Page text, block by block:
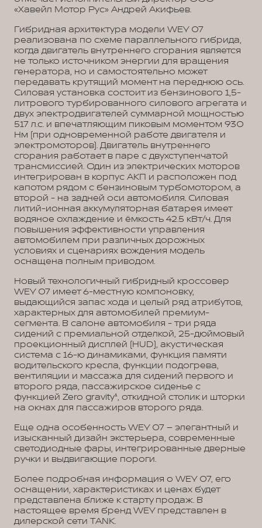
«Хавейл Мотор Рус» Андрей Акифьев.
Гибридная архитектура модели WEY 07
реализована по схеме параллельного гибрида,
когда двигатель внутреннего сгорания является
не только источником энергии для вращения
генератора, но и самостоятельно может
передавать крутящий момент на переднюю ось.
Силовая установка состоит из бензинового 1,5-
литрового турбированного силового агрегата и
двух электродвигателей суммарной мощностью
517 л.с. и впечатляющим пиковым моментом 930
Нм (при одновременной работе двигателя и
электромоторов). Двигатель внутреннего
сгорания работает в паре с двухступенчатой
трансмиссией. Один из электрических моторов
интегрирован в корпус АКП и расположен под
капотом рядом с бензиновым турбомотором, а
второй - на задней оси автомобиля. Силовая
литий-ионная аккумуляторная батарея имеет
водяное охлаждение и ёмкость 42.5 кВт/ч. Для
повышения эффективности управления
автомобилем при различных дорожных
условиях и сценариях вождения модель
оснащена полным приводом.
Новый технологичный гибридный кроссовер
WEY 07 имеет 6-местную компоновку,
выдающийся запас хода и целый ряд атрибутов,
характерных для автомобилей премиум-
сегмента. В салоне автомобиля - три ряда
сидений с премиальной отделкой, 25-дюймовый
проекционный дисплей (HUD), акустическая
система с 16-ю динамиками, функция памяти
водительского кресла, функции подогрева,
вентиляции и массажа для сидений первого и
второго ряда, пассажирское сиденье с
функцией Zero gravity¹, откидной столик и шторки
на окнах для пассажиров второго ряда.
Еще одна особенность WEY 07 – элегантный и
изысканный дизайн экстерьера, современные
светодиодные фары, интегрированные дверные
ручки и выдвигающие пороги.
Более подробная информация о WEY 07, его
оснащении, характеристиках и ценах будет
представлена ближе к старту продаж. В
настоящее время бренд WEY представлен в
дилерской сети TANK.